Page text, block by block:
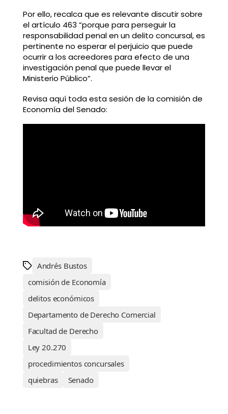
Por ello, recalca que es relevante discutir sobre
el artículo 463 “porque para perseguir la
responsabilidad penal en un delito concursal, es
pertinente no esperar el perjuicio que puede
ocurrir a los acreedores para efecto de una
investigación penal que puede llevar el
Ministerio Público”.
Revisa aquí toda esta sesión de la comisión de
Economía del Senado:
Andrés Bustos
comisión de Economía
delitos económicos
Departamento de Derecho Comercial
Facultad de Derecho
Ley 20.270
procedimientos concursales
quiebras
Senado